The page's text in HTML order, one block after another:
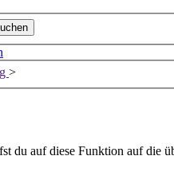
>
du auf diese Funktion auf die